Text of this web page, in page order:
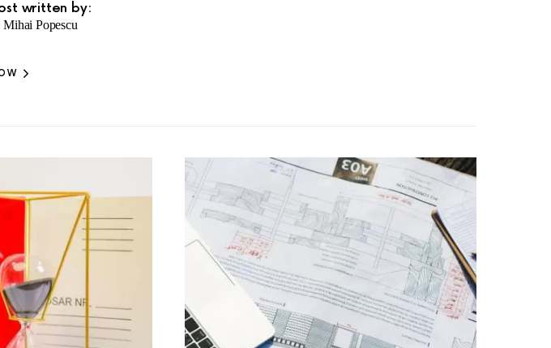
written by:
Mihai Popescu